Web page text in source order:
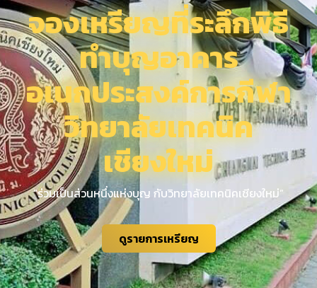
จองเหรียญที่ระลึกพิธี
ทำบุญอาคาร
อเนกประสงค์การกีฬา
วิทยาลัยเทคนิค
เชียงใหม่
“ร่วมเป็นส่วนหนึ่งแห่งบุญ กับวิทยาลัยเทคนิคเชียงใหม่”
ดูรายการเหรียญ